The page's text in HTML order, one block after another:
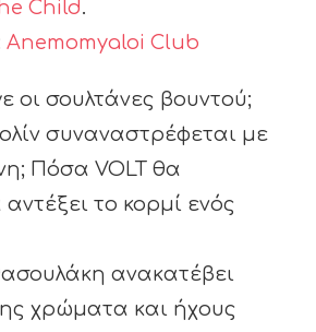
Child.
Anemomyaloi Club
οι σουλτάνες βουντού;
συναναστρέφεται με
Πόσα VOLT θα
το κορμί ενός
ανακατέβει
χρώματα και ήχους